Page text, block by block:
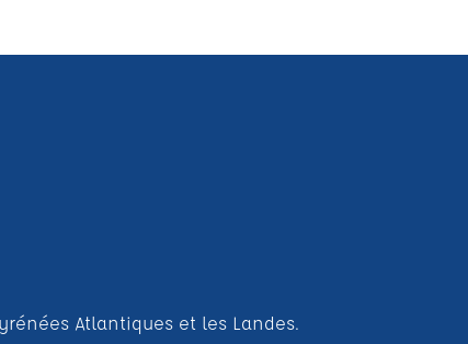
Atlantiques et les Landes.